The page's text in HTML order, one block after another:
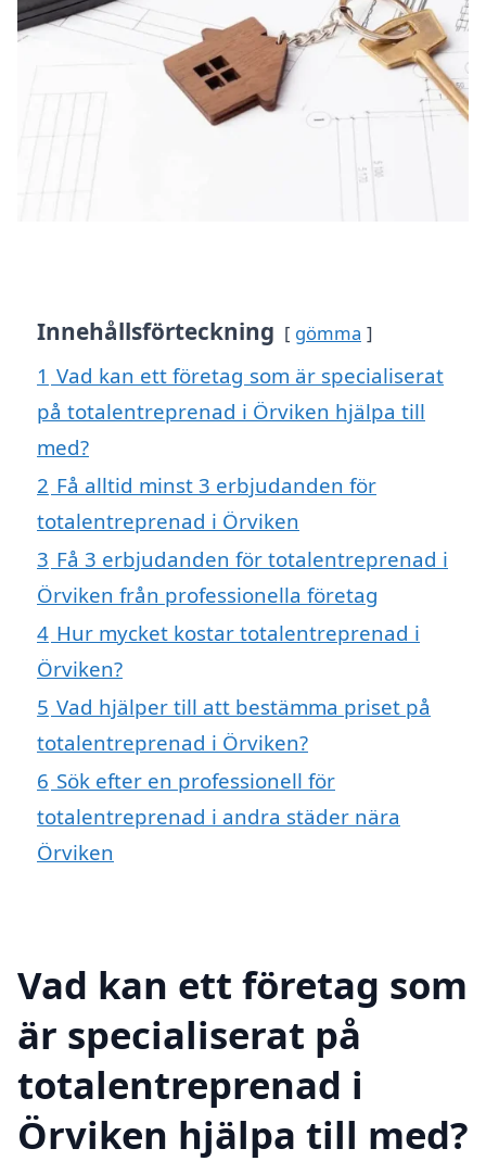
Innehållsförteckning gömma
1 Vad kan ett företag som är specialiserat
på totalentreprenad i Örviken hjälpa till
med?
2 Få alltid minst 3 erbjudanden för
totalentreprenad i Örviken
3 Få 3 erbjudanden för totalentreprenad i
Örviken från professionella företag
4 Hur mycket kostar totalentreprenad i
Örviken?
5 Vad hjälper till att bestämma priset på
totalentreprenad i Örviken?
6 Sök efter en professionell för
totalentreprenad i andra städer nära
Örviken
Vad kan ett företag som
är specialiserat på
totalentreprenad i
Örviken hjälpa till med?